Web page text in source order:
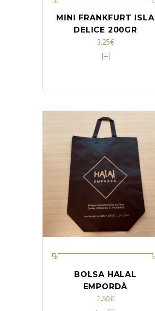
MINI FRANKFURT ISLA
DELICE 200GR
3.25€
BOLSA HALAL
EMPORDÀ
1.50€